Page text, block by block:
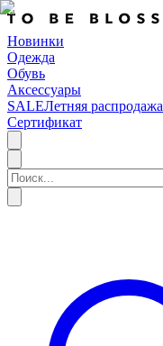
Новинки
Одежда
Обувь
Аксессуары
SALEЛетняя распродажа
Сертификат